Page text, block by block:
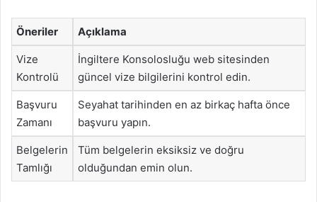
Öneriler Açıklama
Vize
Kontrolü
İngiltere Konsolosluğu web sitesinden
güncel vize bilgilerini kontrol edin.
Başvuru
Zamanı
Seyahat tarihinden en az birkaç hafta önce
başvuru yapın.
Belgelerin
Tamlığı
Tüm belgelerin eksiksiz ve doğru
olduğundan emin olun.